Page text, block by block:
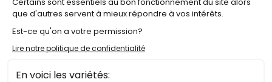
Pacours balado
Vidéos